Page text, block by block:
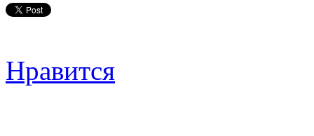
Нравится